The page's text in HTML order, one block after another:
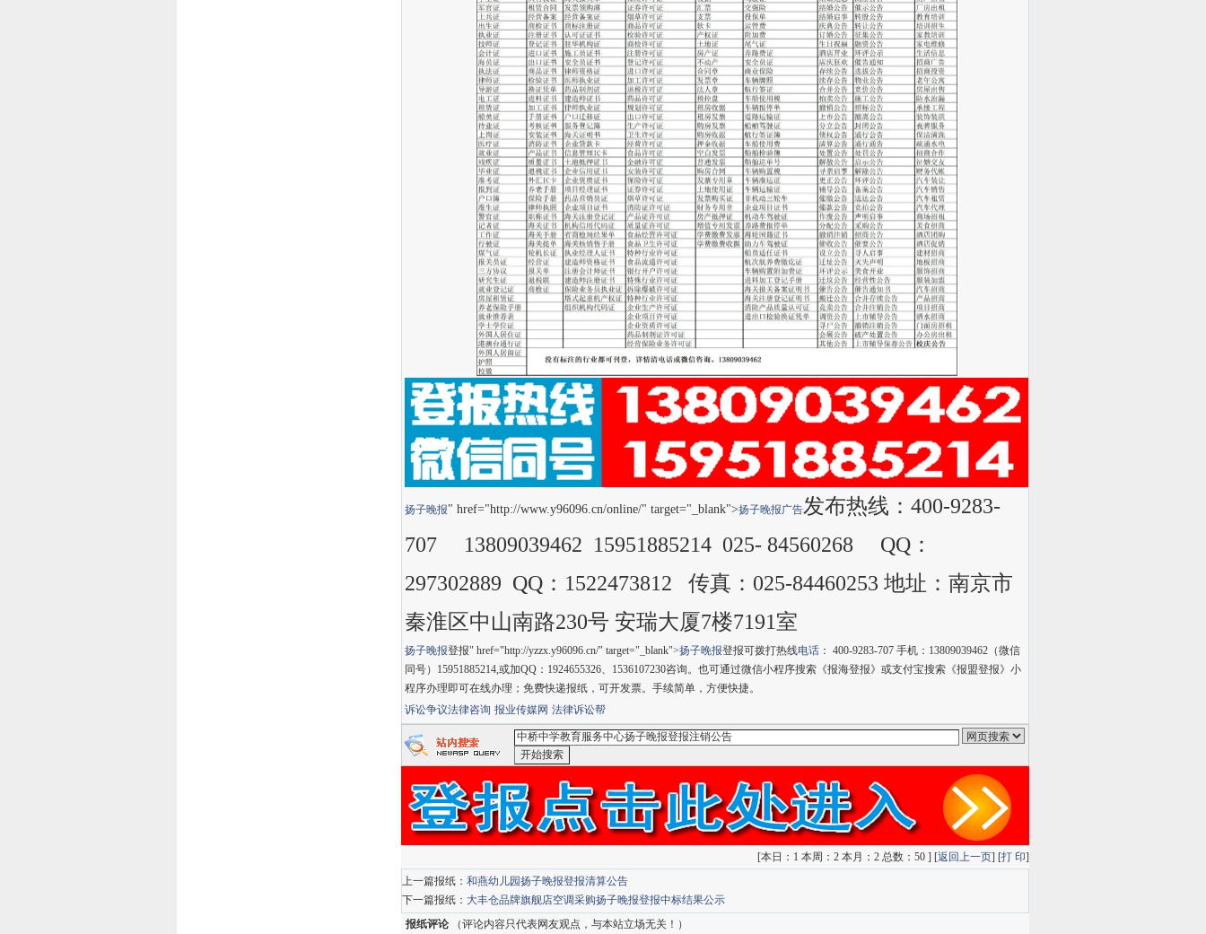
扬子晚报" href="http://www.y96096.cn/online/" target="_blank">扬子晚报广告发布热线：400-9283-
707 13809039462 15951885214 025- 84560268 QQ：
297302889 QQ：1522473812 传真：025-84460253 地址：南京市
秦淮区中山南路230号 安瑞大厦7楼7191室
扬子晚报登报" href="http://yzzx.y96096.cn/" target="_blank">扬子晚报登报可拨打热线电话 ： 400-9283-707 手机：13809039462（微信
同号）15951885214,或加QQ：1924655326、1536107230咨询。也可通过微信小程序搜索《报海登报》或支付宝搜索《报盟登报》小
程序办理即可在线办理；免费快递报纸，可开发票。手续简单，方便快捷。
诉讼争议法律咨询 报业传媒网 法律诉讼帮
狗狗搜索
索
[本日：1 本周：2 本月：2 总数：50 ] [返回上一页] [打 印]
上一篇报纸： 和燕幼儿园扬子晚报登报清算公告
下一篇报纸： 大丰仓品牌旗舰店空调采购扬子晚报登报中标结果公示
报纸评论 （评论内容只代表网友观点，与本站立场无关！）